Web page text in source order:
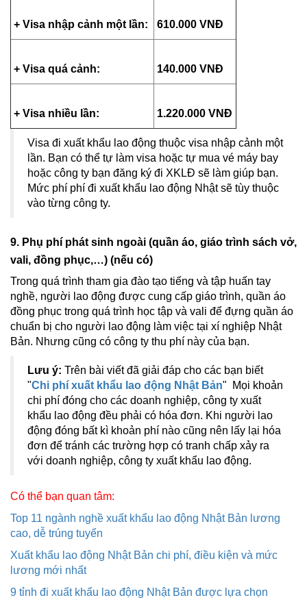
+ Visa nhập cảnh một lần: 610.000 VNĐ
+ Visa quá cảnh: 140.000 VNĐ
+ Visa nhiều lần: 1.220.000 VNĐ
Visa đi xuất khẩu lao động thuộc visa nhập cảnh một
lần. Bạn có thể tự làm visa hoặc tự mua vé máy bay
hoặc công ty bạn đăng ký đi XKLĐ sẽ làm giúp bạn.
Mức phí phí đi xuất khẩu lao động Nhật sẽ tùy thuộc
vào từng công ty.
9. Phụ phí phát sinh ngoài (quần áo, giáo trình sách vở,
vali, đồng phục,…) (nếu có)
Trong quá trình tham gia đào tạo tiếng và tập huấn tay
nghề, người lao động được cung cấp giáo trình, quần áo
đồng phục trong quá trình học tập và vali để đựng quần áo
chuẩn bị cho người lao động làm việc tại xí nghiệp Nhật
Bản. Nhưng cũng có công ty thu phí này của bạn.
Lưu ý: Trên bài viết đã giải đáp cho các bạn biết
"C hi phí xuất khẩu lao động Nhật Bản"
Mọi khoản
chi phí đóng cho các doanh nghiệp, công ty xuất
khẩu lao động đều phải có hóa đơn. Khi người lao
động đóng bất kì khoản phí nào cũng nên lấy lại hóa
đơn để tránh các trường hợp có tranh chấp xảy ra
với doanh nghiệp, công ty xuất khẩu lao động.
Có thể bạn quan tâm:
Top 11 ngành nghề xuất khẩu lao động Nhật Bản lương
cao, dễ trúng tuyển
Xuất khẩu lao động Nhật Bản chi phí, điều kiện và mức
lương mới nhất
9 tỉnh đi xuất khẩu lao động Nhật Bản được lựa chọn